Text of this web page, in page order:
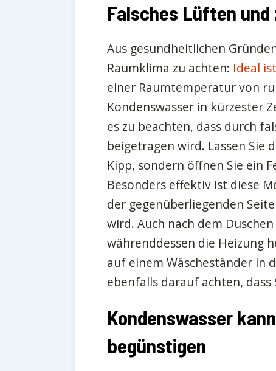
Falsches Lüften
Aus gesundheitlichen
Raumklima zu achten: Ideal
einer Raumtemperatur von
Kondenswasser in kürzester
es zu beachten, dass durch
beigetragen wird. Lassen Sie
Kipp, sondern öffnen Sie ein
Besonders effektiv ist diese
der gegenüberliegenden
wird. Auch nach dem
währenddessen die Heizung
auf einem Wäscheständer in
ebenfalls darauf achten,
Kondenswasser
begünstigen